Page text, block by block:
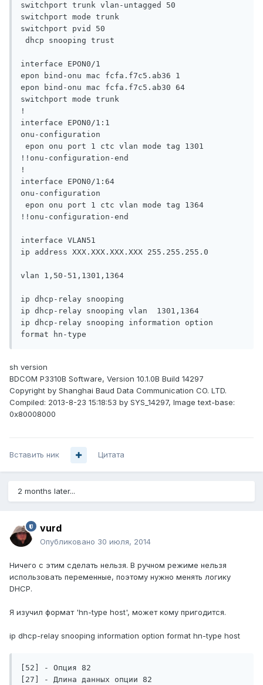
switchport trunk vlan-untagged 50
switchport mode trunk
switchport pvid 50
interface EPON0/1
epon bind-onu mac fcfa.f7c5.ab36 1
epon bind-onu mac fcfa.f7c5.ab30 64
switchport mode trunk
!
interface EPON0/1:1
onu-configuration
!!onu-configuration-end
!
interface EPON0/1:64
onu-configuration
!!onu-configuration-end
interface VLAN51
ip address XXX.XXX.XXX.XXX 255.255.255.0
vlan 1,50-51,1301,1364
ip dhcp-relay snooping
ip dhcp-relay snooping vlan  1301,1364
ip dhcp-relay snooping information option
sh version
BDCOM P3310B Software, Version 10.1.0B Build 14297
Copyright by Shanghai Baud Data Communication CO. LTD.
Compiled: 2013-8-23 15:18:53 by SYS_14297, Image text-base:
0x80008000
Вставить ник Цитата
2 months later...
vurd
Опубликовано 30 июля, 2014
Ничего с этим сделать нельзя. В ручном режиме нельзя
использовать переменные, поэтому нужно менять логику
DHCP.
Я изучил формат 'hn-type host', может кому пригодится.
ip dhcp-relay snooping information option format hn-type host
[52] - Опция 82
[27] - Длина данных опции 82